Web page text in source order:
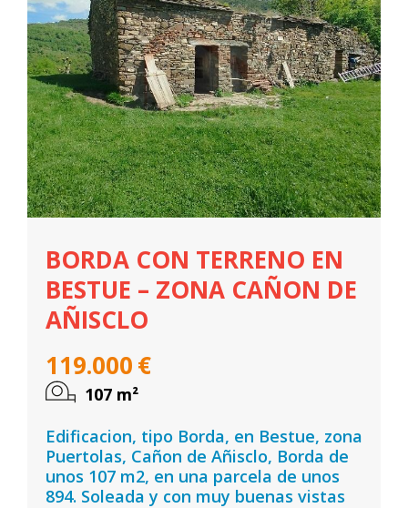
BORDA CON TERRENO EN
BESTUE – ZONA CAÑON DE
AÑISCLO
119.000€
107 m²
Edificacion, tipo Borda, en Bestue, zona
Puertolas, Cañon de Añisclo, Borda de
unos 107 m2, en una parcela de unos
894. Soleada y con muy buenas vistas